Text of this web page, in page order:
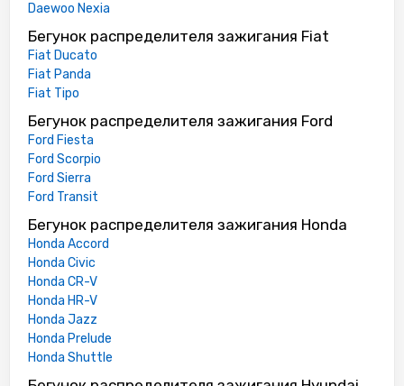
Daewoo Nexia
Бегунок распределителя зажигания Fiat
Fiat Ducato
Fiat Panda
Fiat Tipo
Бегунок распределителя зажигания Ford
Ford Fiesta
Ford Scorpio
Ford Sierra
Ford Transit
Бегунок распределителя зажигания Honda
Honda Accord
Honda Civic
Honda CR-V
Honda HR-V
Honda Jazz
Honda Prelude
Honda Shuttle